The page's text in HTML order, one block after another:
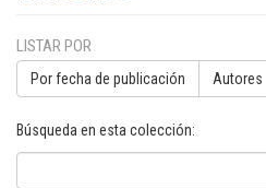
LISTAR POR
Por fecha de publicación Autores
Búsqueda en esta colección: